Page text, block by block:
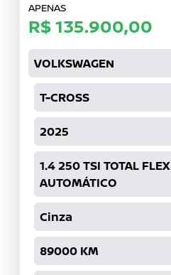
APENAS
R$ 135.900,00
VOLKSWAGEN
T-CROSS
2025
1.4 250 TSI TOTAL
AUTOMÁTICO
Cinza
89000KM